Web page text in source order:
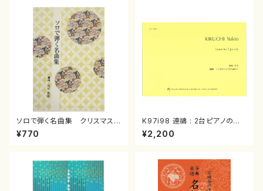
ソロで弾く名曲集 クリスマス・
イブ／恋人がサンタクロース(
箏独奏 /大平光美 編曲/楽
¥770
K97i98 連禱 : 2台ピアノのた
めの（2 Pianos / 菊池 幸夫 /
楽譜）
¥2,200